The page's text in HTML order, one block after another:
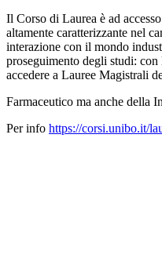
Il Corso di Laurea è ad
altamente caratterizzante nel
interazione con il mondo
proseguimento degli studi:
accedere a Lauree Magistrali
Farmaceutico ma anche della
Per info https://corsi.unibo.it/